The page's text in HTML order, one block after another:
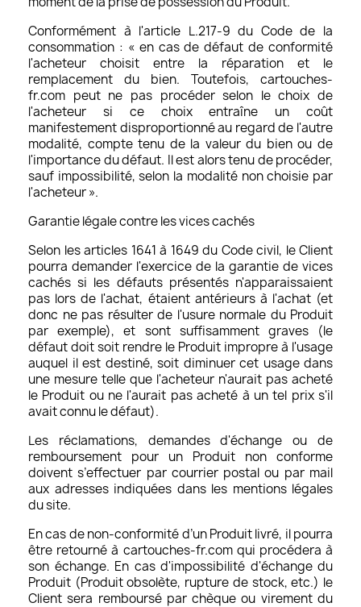
Conformément à l'article L.217-9 du Code de la
consommation : « en cas de défaut de conformité
l'acheteur choisit entre la réparation et le
remplacement du bien. Toutefois, cartouches-
fr.com peut ne pas procéder selon le choix de
l'acheteur si ce choix entraîne un coût
manifestement disproportionné au regard de l'autre
modalité, compte tenu de la valeur du bien ou de
l'importance du défaut. Il est alors tenu de procéder,
sauf impossibilité, selon la modalité non choisie par
l'acheteur ».
Garantie légale contre les vices cachés
Selon les articles 1641 à 1649 du Code civil, le Client
pourra demander l'exercice de la garantie de vices
cachés si les défauts présentés n'apparaissaient
pas lors de l'achat, étaient antérieurs à l'achat (et
donc ne pas résulter de l'usure normale du Produit
par exemple), et sont suffisamment graves (le
défaut doit soit rendre le Produit impropre à l'usage
auquel il est destiné, soit diminuer cet usage dans
une mesure telle que l'acheteur n'aurait pas acheté
le Produit ou ne l'aurait pas acheté à un tel prix s'il
avait connu le défaut).
Les réclamations, demandes d'échange ou de
remboursement pour un Produit non conforme
doivent s’effectuer par courrier postal ou par mail
aux adresses indiquées dans les mentions légales
du site.
En cas de non-conformité d’un Produit livré, il pourra
être retourné à cartouches-fr.com qui procédera à
son échange. En cas d'impossibilité d'échange du
Produit (Produit obsolète, rupture de stock, etc.) le
Client sera remboursé par chèque ou virement du